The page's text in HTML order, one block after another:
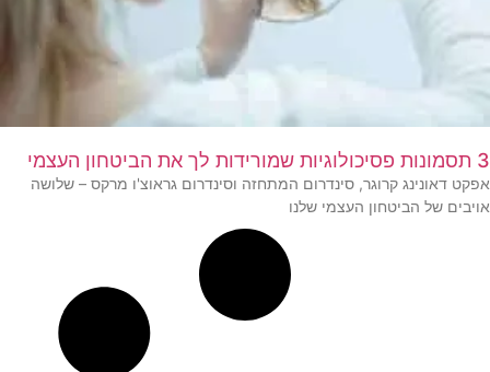
3 תסמונות פסיכולוגיות שמורידות לך את הביטחון העצמי
אפקט דאונינג קרוגר, סינדרום המתחזה וסינדרום גראוצ'ו מרקס – שלושה
אויבים של הביטחון העצמי שלנו